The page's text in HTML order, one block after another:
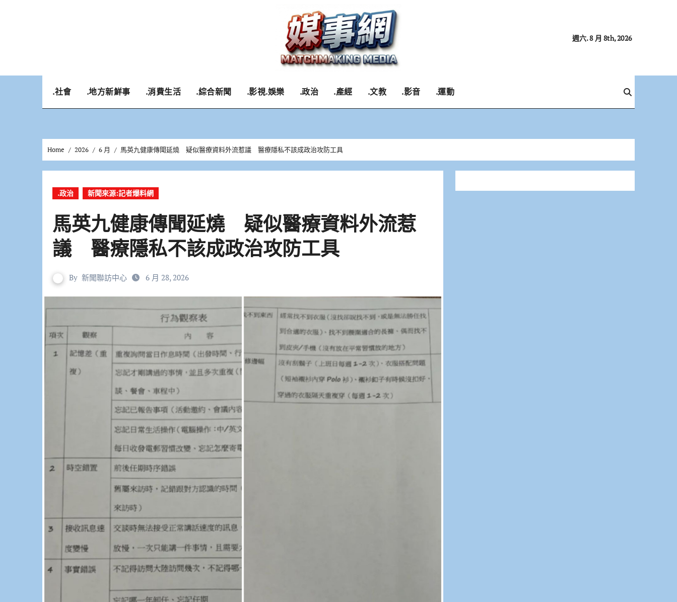
週六. 8 月 8th, 2026
.社會 .地方新鮮事 .消費生活 .綜合新聞 .影視.娛樂 .政治 .產經 .文教 .影音 .運動
Home 2026 6 月 馬英九健康傳聞延燒 疑似醫療資料外流惹議 醫療隱私不該成政治攻防工具
.政治 新聞來源:記者爆料網
馬英九健康傳聞延燒 疑似醫療資料外流惹
議 醫療隱私不該成政治攻防工具
By 新聞聯訪中心 6 月 28, 2026